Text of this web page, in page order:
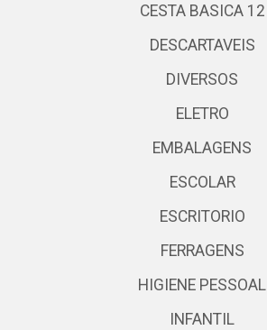
CESTA BASICA 12
DESCARTAVEIS
DIVERSOS
ELETRO
EMBALAGENS
ESCOLAR
ESCRITORIO
FERRAGENS
HIGIENE PESSOAL
INFANTIL